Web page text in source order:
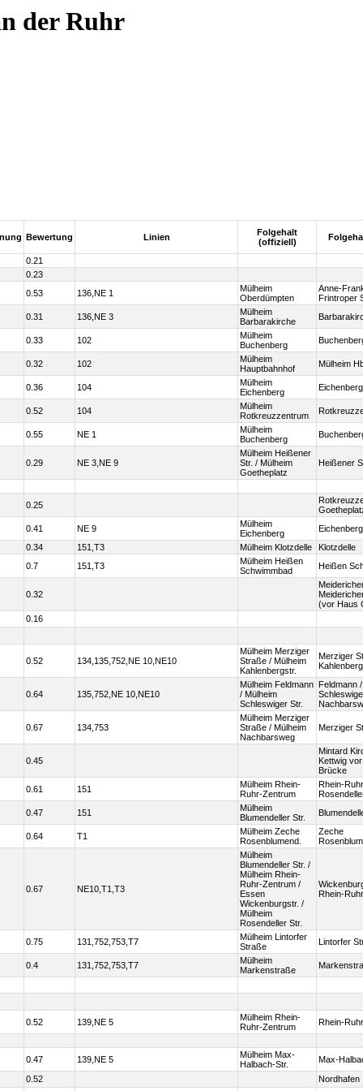
der Ruhr
Bewertung Linien
Folgehalt
(offiziell)
0.21
0.23
0.53 136,NE 1
Mülheim
Oberdümpten
Anne-
Frintroper
0.31 136,NE 3
Mülheim
Barbarakirche
0.33 102
Mülheim
Buchenberg
0.32 102
Mülheim
Hauptbahnhof
Mülheim
0.36 104
Mülheim
Eichenberg
Eichenberg
0.52 104
Mülheim
Rotkreuzzentrum
0.55 NE 1
Mülheim
Buchenberg
0.29 NE 3,NE 9
Mülheim Heißener
Str. / Mülheim
Goetheplatz
Heißener
0.25
0.41 NE 9
Mülheim
Eichenberg
Eichenberg
0.34 151,T3 Mülheim Klotzdelle
Klotzdelle
0.7 151,T3
Mülheim Heißen
Schwimmbad
Heißen
0.32
(vor Haus
0.16
0.52 134,135,752,NE 10,NE10
Mülheim Merziger
Straße / Mülheim
Kahlenbergstr.
Merziger
0.64 135,752,NE 10,NE10
Mülheim Feldmann
/ Mülheim
Schleswiger Str.
Feldmann /
0.67 134,753
Mülheim Merziger
Straße / Mülheim
Nachbarsweg
Merziger
0.45
Mintard
Kettwig
Brücke
0.61 151
Mülheim Rhein-
Ruhr-Zentrum
Rhein-
0.47 151
Mülheim
Blumendeller Str.
0.64 T1
Mülheim Zeche
Rosenblumend.
Zeche
0.67 NE10,T1,T3
Mülheim
Blumendeller Str. /
Mülheim Rhein-
Ruhr-Zentrum /
Essen
Wickenburgstr. /
Mülheim
Rosendeller Str.
Rhein-
0.75 131,752,753,T7
Mülheim Lintorfer
Straße
Lintorfer
0.4 131,752,753,T7
Mülheim
Markenstraße
0.52 139,NE 5
Mülheim Rhein-
Ruhr-Zentrum
Rhein-
0.47 139,NE 5
Mülheim Max-
Halbach-Str.
Max-
0.52
Nordhafen